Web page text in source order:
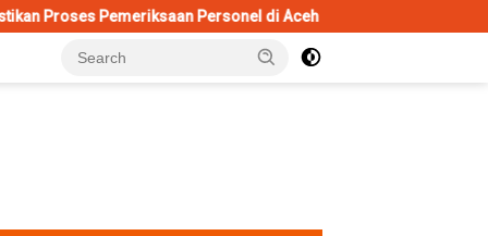
Personel di Aceh Dilaksanakan Secara Profesional dan